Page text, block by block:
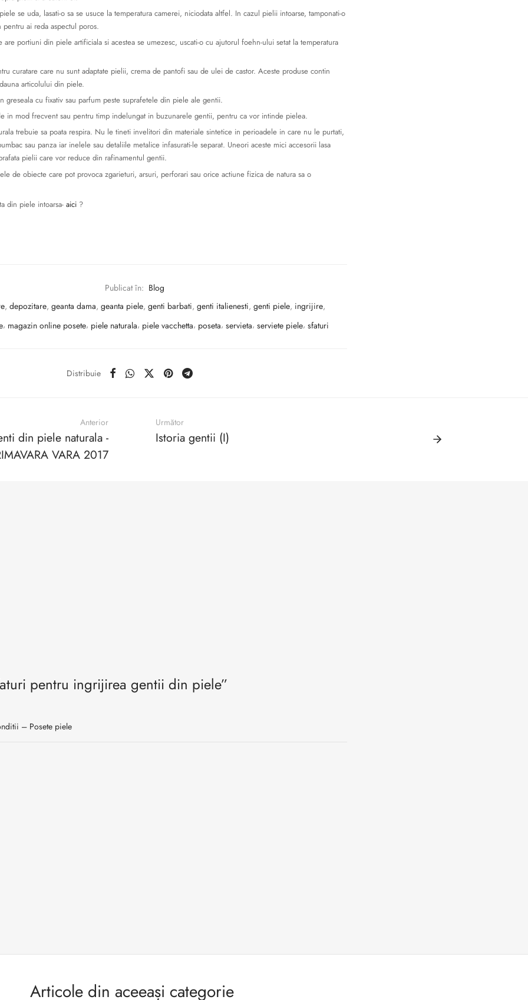
se uda, lasati-o sa se usuce la temperatura camerei, niciodata altfel. In cazul pielii intoarse, tamponati-o
ai reda aspectul poros.
are portiuni din piele artificiala si acestea se umezesc, uscati-o cu ajutorul foehn-ului setat la temperatura
curatare care nu sunt adaptate pielii, crema de pantofi sau de ulei de castor. Aceste produse contin
articolului din piele.
greseala cu fixativ sau parfum peste suprafetele din piele ale gentii.
in mod frecvent sau pentru timp indelungat in buzunarele gentii, pentru ca vor intinde pielea.
trebuie sa poata respira. Nu le tineti invelitori din materiale sintetice in perioadele in care nu le purtati,
sau panza iar inelele sau detaliile metalice infasurati-le separat. Uneori aceste mici accesorii lasa
pielii care vor reduce din rafinamentul gentii.
de obiecte care pot provoca zgarieturi, arsuri, perforari sau orice actiune fizica de natura sa o
din piele intoarsa- aici?
Publicat în: Blog
, depozitare, geanta dama, geanta piele, genti barbati, genti italienesti, genti piele, ingrijire,
, magazin online posete, piele naturala, piele vacchetta, poseta, servieta, serviete piele, sfaturi
Distribuie
Anterior
din piele naturala -
VARA 2017
Următor
Istoria gentii (I)
pentru ingrijirea gentii din piele”
– Posete piele
Articole din aceeași categorie